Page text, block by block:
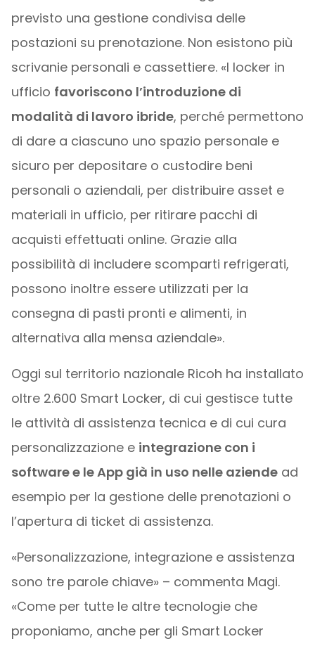
previsto una gestione condivisa delle
postazioni su prenotazione. Non esistono più
scrivanie personali e cassettiere. «I locker in
ufficio favoriscono l’introduzione di
modalità di lavoro ibride, perché permettono
di dare a ciascuno uno spazio personale e
sicuro per depositare o custodire beni
personali o aziendali, per distribuire asset e
materiali in ufficio, per ritirare pacchi di
acquisti effettuati online. Grazie alla
possibilità di includere scomparti refrigerati,
possono inoltre essere utilizzati per la
consegna di pasti pronti e alimenti, in
alternativa alla mensa aziendale».
Oggi sul territorio nazionale Ricoh ha installato
oltre 2.600 Smart Locker, di cui gestisce tutte
le attività di assistenza tecnica e di cui cura
personalizzazione e integrazione con i
software e le App già in uso nelle aziendead
esempio per la gestione delle prenotazioni o
l’apertura di ticket di assistenza.
«Personalizzazione, integrazione e assistenza
sono tre parole chiave» – commenta Magi.
«Come per tutte le altre tecnologie che
proponiamo, anche per gli Smart Locker